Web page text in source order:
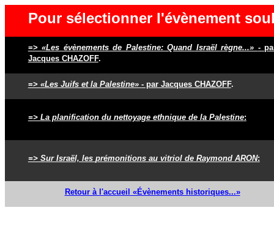
Pour sélectionner l'évènement
=>«Les évènements de Palestine: Quand Israël règne...» -
Jacques CHAZOFF.
=> «Les Juifs et la Palestine» - par Jacques CHAZOFF.
=> La planification du nettoyage ethnique de la Palestine:
=> Sur Israël, les prémonitions au vitriol de Raymond ARON:
Retour à l'accueil «Évènements historiques...»